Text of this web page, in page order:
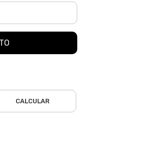
CALCULAR